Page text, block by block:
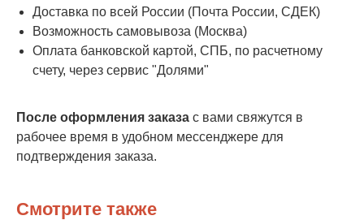
Доставка по всей России (Почта России, СДЕК)
Возможность самовывоза (Москва)
Оплата банковской картой, СПБ, по расчетному
счету, через сервис "Долями"
После оформления заказа с вами свяжутся в
рабочее время в удобном мессенджере для
подтверждения заказа.
Смотрите также